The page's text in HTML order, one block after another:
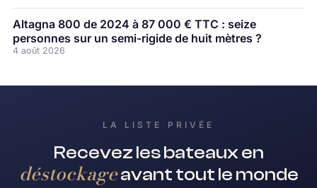
Altagna 800 de 2024 à 87 000 € TTC : seize
personnes sur un semi-rigide de huit mètres ?
4 août 2026
LA LISTE PRIVÉE
Recevez les bateaux en
déstockageavant tout le monde